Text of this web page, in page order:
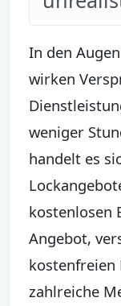
In den
wirken
weniger
handelt es
kostenlosen
Angebot,
kostenfreien
zahlreiche